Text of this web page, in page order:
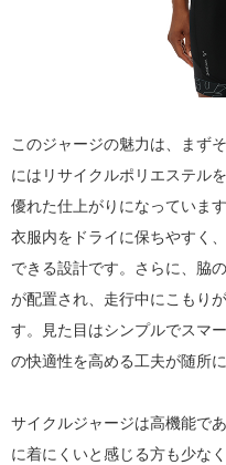
このジャージの魅力は、まず
にはリサイクルポリエステル
優れた仕上がりになっていま
衣服内をドライに保ちやすく
できる設計です。さらに、脇
が配置され、走行中にこもり
す。見た目はシンプルでスマ
の快適性を高める工夫が随所
サイクルジャージは高機能で
に着にくいと感じる方も少な